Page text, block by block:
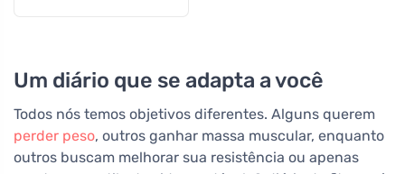
Um diário que se adapta a você
Todos nós temos objetivos diferentes. Alguns querem
perder peso, outros ganhar massa muscular, enquanto
outros buscam melhorar sua resistência ou apenas